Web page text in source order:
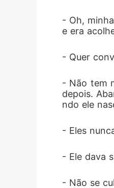
- Oh,
e era
- Quer
- Não tem
depois.
ndo ele
- Eles
- Ele dava
- Não se